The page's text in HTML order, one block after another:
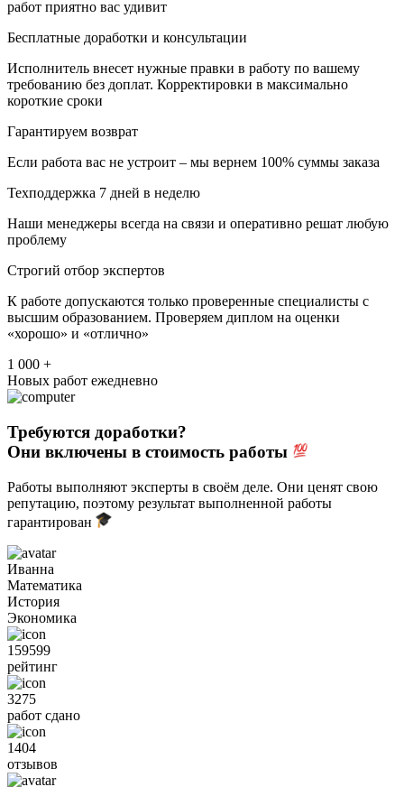
работ приятно вас удивит
Бесплатные доработки и консультации
Исполнитель внесет нужные правки в работу по вашему
требованию без доплат. Корректировки в максимально
короткие сроки
Гарантируем возврат
Если работа вас не устроит – мы вернем 100% суммы заказа
Техподдержка 7 дней в неделю
Наши менеджеры всегда на связи и оперативно решат любую
проблему
Строгий отбор экспертов
К работе допускаются только проверенные специалисты с
высшим образованием. Проверяем диплом на оценки
«хорошо» и «отлично»
1 000 +
Новых работ ежедневно
Требуются доработки?
Они включены в стоимость работы
Работы выполняют эксперты в своём деле. Они ценят свою
репутацию, поэтому результат выполненной работы
гарантирован
Иванна
Математика
История
Экономика
159599
рейтинг
3275
работ сдано
1404
отзывов